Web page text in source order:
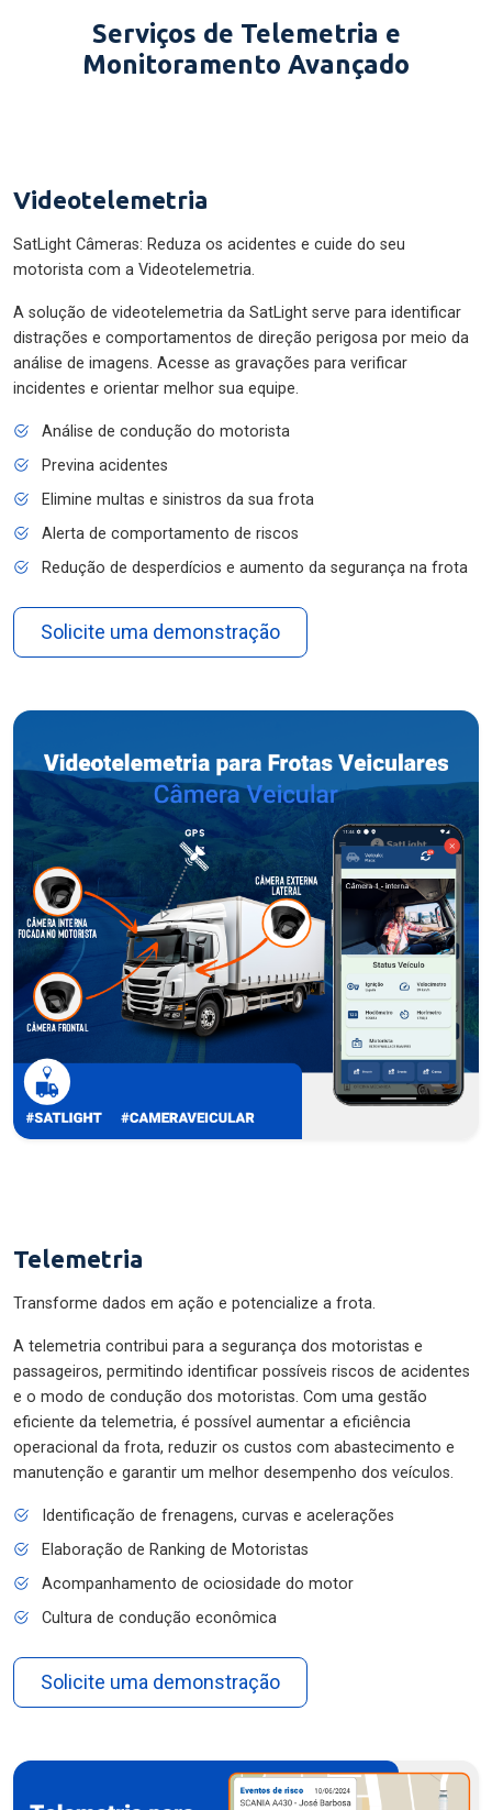
Serviços de Telemetria e
Monitoramento Avançado
Videotelemetria
SatLight Câmeras: Reduza os acidentes e cuide do seu
motorista com a Videotelemetria.
A solução de videotelemetria da SatLight serve para identificar
distrações e comportamentos de direção perigosa por meio da
análise de imagens. Acesse as gravações para verificar
incidentes e orientar melhor sua equipe.
Análise de condução do motorista
Previna acidentes
Elimine multas e sinistros da sua frota
Alerta de comportamento de riscos
Redução de desperdícios e aumento da segurança na frota
Solicite uma demonstração
Telemetria
Transforme dados em ação e potencialize a frota.
A telemetria contribui para a segurança dos motoristas e
passageiros, permitindo identificar possíveis riscos de acidentes
e o modo de condução dos motoristas. Com uma gestão
eficiente da telemetria, é possível aumentar a eficiência
operacional da frota, reduzir os custos com abastecimento e
manutenção e garantir um melhor desempenho dos veículos.
Identificação de frenagens, curvas e acelerações
Elaboração de Ranking de Motoristas
Acompanhamento de ociosidade do motor
Cultura de condução econômica
Solicite uma demonstração